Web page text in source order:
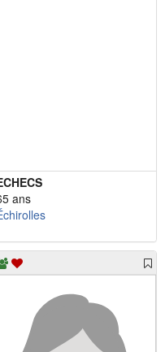
ans